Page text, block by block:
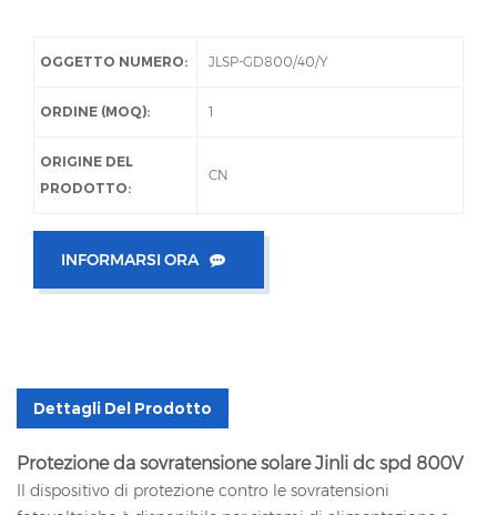
OGGETTO NUMERO: JLSP-GD800/40/Y
ORDINE (MOQ): 1
ORIGINE DEL
PRODOTTO:
CN
INFORMARSI ORA
Dettagli Del Prodotto
Protezione da sovratensione solare Jinli dc spd 800V
Il dispositivo di protezione contro le sovratensioni